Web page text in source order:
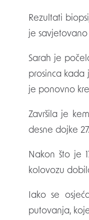
Rezultati
je
Sarah je
prosinca kada
je ponovno
Završila je
desne dojke
Nakon što je
kolovozu
Iako se
putovanja,